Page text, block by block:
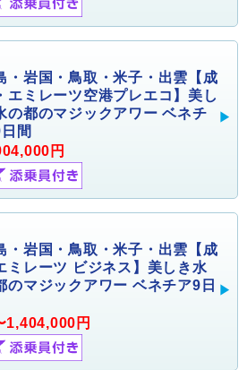
・岩国・鳥取・米子・出雲【成
エミレーツ空港プレエコ】美し
の都のマジックアワー ベネチ
間
円
・岩国・鳥取・米子・出雲【成
ミレーツ ビジネス】美しき水
のマジックアワー ベネチア9日
1,404,000円